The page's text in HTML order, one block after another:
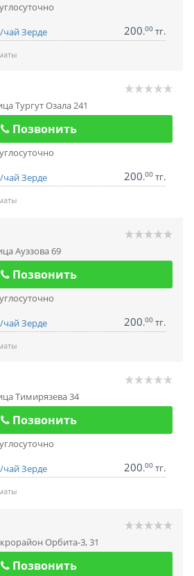
Зерде
200.00 тг.
Тургут Озала 241
Позвонить
Зерде
200.00 тг.
Ауэзова 69
Позвонить
Зерде
200.00 тг.
Тимирязева 34
Позвонить
Зерде
200.00 тг.
Орбита-3, 31
Позвонить